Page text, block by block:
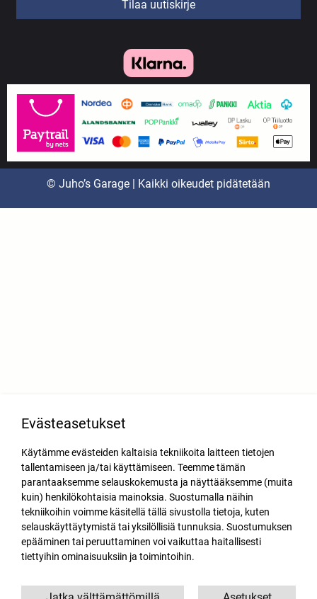
Tilaa uutiskirje
© Juho’s Garage | Kaikki oikeudet pidätetään
Evästeasetukset
Käytämme evästeiden kaltaisia tekniikoita laitteen tietojen
tallentamiseen ja/tai käyttämiseen. Teemme tämän
parantaaksemme selauskokemusta ja näyttääksemme (muita
kuin) henkilökohtaisia mainoksia. Suostumalla näihin
tekniikoihin voimme käsitellä tällä sivustolla tietoja, kuten
selauskäyttäytymistä tai yksilöllisiä tunnuksia. Suostumuksen
epääminen tai peruuttaminen voi vaikuttaa haitallisesti
tiettyihin ominaisuuksiin ja toimintoihin.